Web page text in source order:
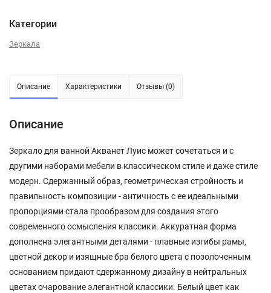
Категории
Зеркала
Описание Характеристики Отзывы (0)
Описание
Зеркало для ванной Акванет Луис может сочетаться и с
другими наборами мебели в классическом стиле и даже стиле
модерн. Сдержанный образ, геометрическая стройность и
правильность композиции - античность с ее идеальными
пропорциями стала прообразом для создания этого
современного осмысления классики. Аккуратная форма
дополнена элегантными деталями - плавные изгибы рамы,
цветной декор и изящные бра белого цвета с позолоченным
основанием придают сдержанному дизайну в нейтральных
цветах очарование элегантной классики. Белый цвет как